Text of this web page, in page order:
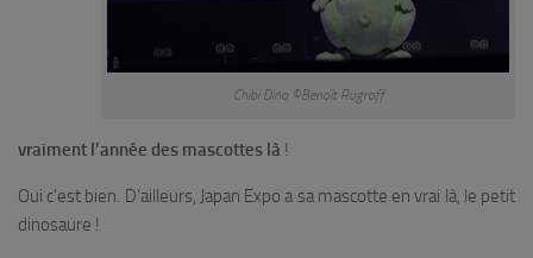
Chibi Dino ©Benoît Rugraff
vraiment l’année des mascottes là !
Oui c’est bien. D’ailleurs, Japan Expo a sa mascotte en vrai là, le petit
dinosaure !